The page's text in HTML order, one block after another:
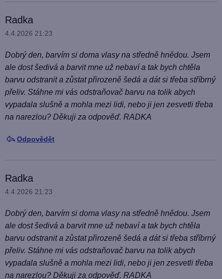
Radka
4.4.2026 21:23
Dobrý den, barvím si doma vlasy na středně hnědou. Jsem
ale dost šedivá a barvit mne už nebaví a tak bych chtěla
barvu odstranit a zůstat přirozeně šedá a dát si třeba stříbrný
přeliv. Stáhne mi vás odstraňovač barvu na tolik abych
vypadala slušně a mohla mezi lidi, nebo ji jen zesvetli třeba
na narezlou? Děkuji za odpověď. RADKA
Odpovědět
Radka
4.4.2026 21:23
Dobrý den, barvím si doma vlasy na středně hnědou. Jsem
ale dost šedivá a barvit mne už nebaví a tak bych chtěla
barvu odstranit a zůstat přirozeně šedá a dát si třeba stříbrný
přeliv. Stáhne mi vás odstraňovač barvu na tolik abych
vypadala slušně a mohla mezi lidi, nebo ji jen zesvetli třeba
na narezlou? Děkuji za odpověď. RADKA